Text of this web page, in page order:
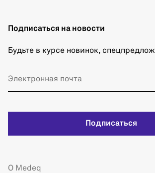
Подписаться на новости
Будьте в курсе новинок,
Подписаться
О Medeq